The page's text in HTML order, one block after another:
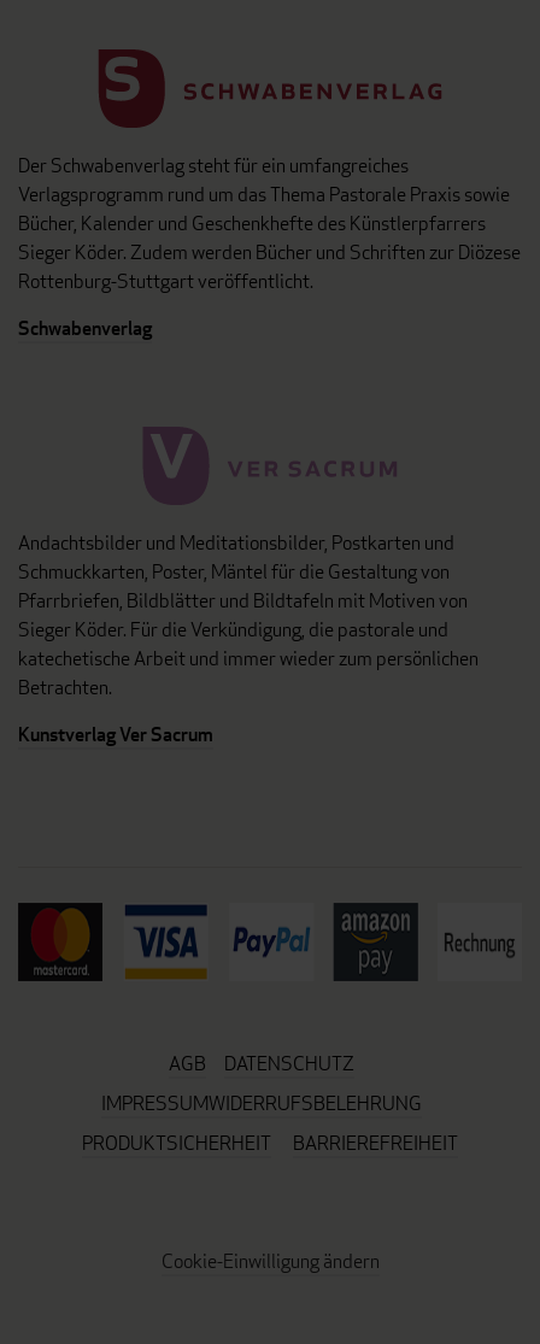
Der Schwabenverlag steht für ein umfangreiches
Verlagsprogramm rund um das Thema Pastorale Praxis sowie
Bücher, Kalender und Geschenkhefte des Künstlerpfarrers
Sieger Köder. Zudem werden Bücher und Schriften zur Diözese
Rottenburg-Stuttgart veröffentlicht.
Schwabenverlag
Andachtsbilder und Meditationsbilder, Postkarten und
Schmuckkarten, Poster, Mäntel für die Gestaltung von
Pfarrbriefen, Bildblätter und Bildtafeln mit Motiven von
Sieger Köder. Für die Verkündigung, die pastorale und
katechetische Arbeit und immer wieder zum persönlichen
Betrachten.
Kunstverlag Ver Sacrum
AGB
DATENSCHUTZ
IMPRESSUMWIDERRUFSBELEHRUNG
PRODUKTSICHERHEIT
BARRIEREFREIHEIT
Cookie-Einwilligung ändern